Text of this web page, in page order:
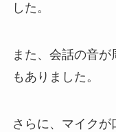
した。
また、会話の音
もありました。
さらに、マイク